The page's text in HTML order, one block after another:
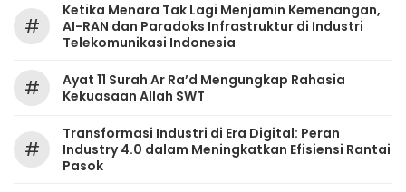
#
Ketika Menara Tak Lagi Menjamin Kemenangan,
AI-RAN dan Paradoks Infrastruktur di Industri
Telekomunikasi Indonesia
#
Ayat 11 Surah Ar Ra’d Mengungkap Rahasia
Kekuasaan Allah SWT
#
Transformasi Industri di Era Digital: Peran
Industry 4.0 dalam Meningkatkan Efisiensi Rantai
Pasok